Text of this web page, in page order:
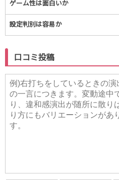
ゲーム性は面白いか
設定判別は容易か
口コミ投稿